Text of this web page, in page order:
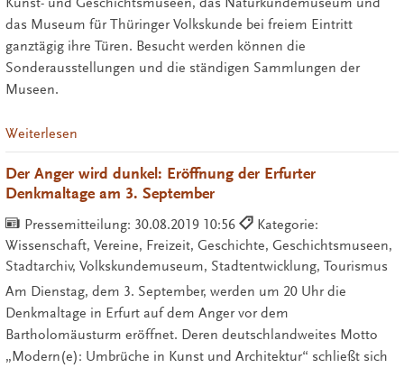
das Museum für Thüringer Volkskunde bei freiem Eintritt
ganztägig ihre Türen. Besucht werden können die
Sonderausstellungen und die ständigen Sammlungen der
Museen.
Weiterlesen
Der Anger wird dunkel: Eröffnung der Erfurter
Denkmaltage am 3. September
Pressemitteilung: 30.08.2019 10:56
Kategorie:
Wissenschaft, Vereine, Freizeit, Geschichte, Geschichtsmuseen,
Stadtarchiv, Volkskundemuseum, Stadtentwicklung, Tourismus
Am Dienstag, dem 3. September, werden um 20 Uhr die
Denkmaltage in Erfurt auf dem Anger vor dem
Bartholomäusturm eröffnet. Deren deutschlandweites Motto
„Modern(e): Umbrüche in Kunst und Architektur“ schließt sich